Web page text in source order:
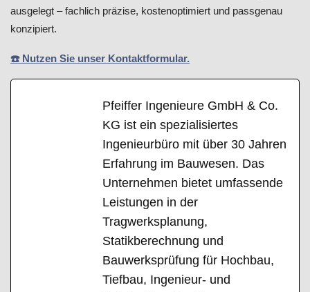
ausgelegt – fachlich präzise, kostenoptimiert und passgenau
konzipiert.
☎️ Nutzen Sie unser Kontaktformular.
Pfeiffer Ingenieure GmbH & Co.
KG ist ein spezialisiertes
Ingenieurbüro mit über 30 Jahren
Erfahrung im Bauwesen. Das
Unternehmen bietet umfassende
Leistungen in der
Tragwerksplanung,
Statikberechnung und
Bauwerksprüfung für Hochbau,
Tiefbau, Ingenieur- und